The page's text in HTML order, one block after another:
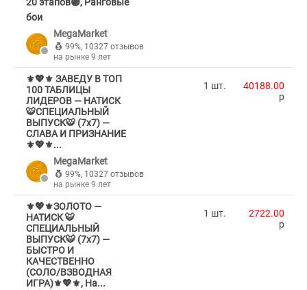
20 этапов🟣, Ранговые
бои
MegaMarket
99%, 10327 отзывов
на рынке 9 лет
⚜️💖⚜️ ЗАВЕДУ В ТОП
100 ТАБЛИЦЫ
ЛИДЕРОВ — НАТИСК
🐯СПЕЦИАЛЬНЫЙ
ВЫПУСК🐯 (7х7) —
СЛАВА И ПРИЗНАНИЕ
⚜️💖⚜️...
MegaMarket
99%, 10327 отзывов
на рынке 9 лет
1 шт.
40188.00
p
⚜️💖⚜️ЗОЛОТО —
НАТИСК 🐯
СПЕЦИАЛЬНЫЙ
ВЫПУСК🐯 (7х7) —
БЫСТРО И
КАЧЕСТВЕННО
(СОЛО/ВЗВОДНАЯ
ИГРА)⚜️💖⚜️, На...
1 шт.
2722.00
p